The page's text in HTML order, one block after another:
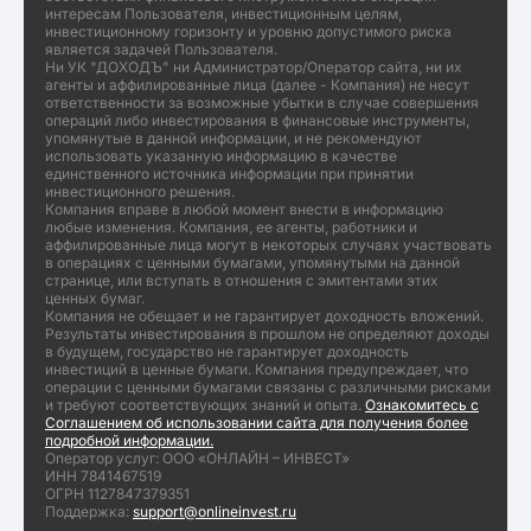
интересам Пользователя, инвестиционным целям,
инвестиционному горизонту и уровню допустимого риска
является задачей Пользователя.
Ни УК "ДОХОДЪ" ни Администратор/Оператор сайта, ни их
агенты и аффилированные лица (далее - Компания) не несут
ответственности за возможные убытки в случае совершения
операций либо инвестирования в финансовые инструменты,
упомянутые в данной информации, и не рекомендуют
использовать указанную информацию в качестве
единственного источника информации при принятии
инвестиционного решения.
Компания вправе в любой момент внести в информацию
любые изменения. Компания, ее агенты, работники и
аффилированные лица могут в некоторых случаях участвовать
в операциях с ценными бумагами, упомянутыми на данной
странице, или вступать в отношения с эмитентами этих
ценных бумаг.
Компания не обещает и не гарантирует доходность вложений.
Результаты инвестирования в прошлом не определяют доходы
в будущем, государство не гарантирует доходность
инвестиций в ценные бумаги. Компания предупреждает, что
операции с ценными бумагами связаны с различными рисками
и требуют соответствующих знаний и опыта. Ознакомитесь с
Соглашением об использовании сайта для получения более
подробной информации.
Оператор услуг: ООО «ОНЛАЙН – ИНВЕСТ»
ИНН 7841467519
ОГРН 1127847379351
Поддержка: support@onlineinvest.ru